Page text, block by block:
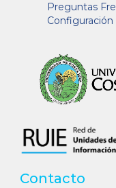
Preguntas
Contacto